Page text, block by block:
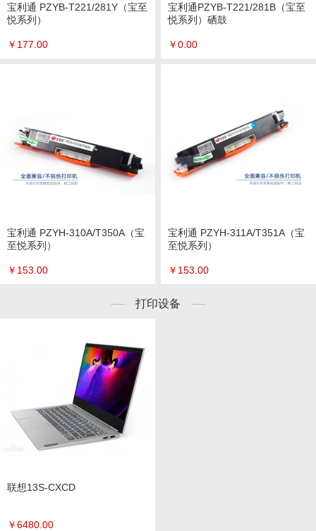
宝利通 PZYB-T221/281Y（宝至
悦系列）
￥ 177.00
宝利通PZYB-T221/281B（宝至
悦系列）硒鼓
￥0.00
宝利通 PZYH-310A/T350A（宝
至悦系列）
￥ 153.00
宝利通 PZYH-311A/T351A（宝
至悦系列）
￥ 153.00
打印设备
联想13S-CXCD
￥6480.00